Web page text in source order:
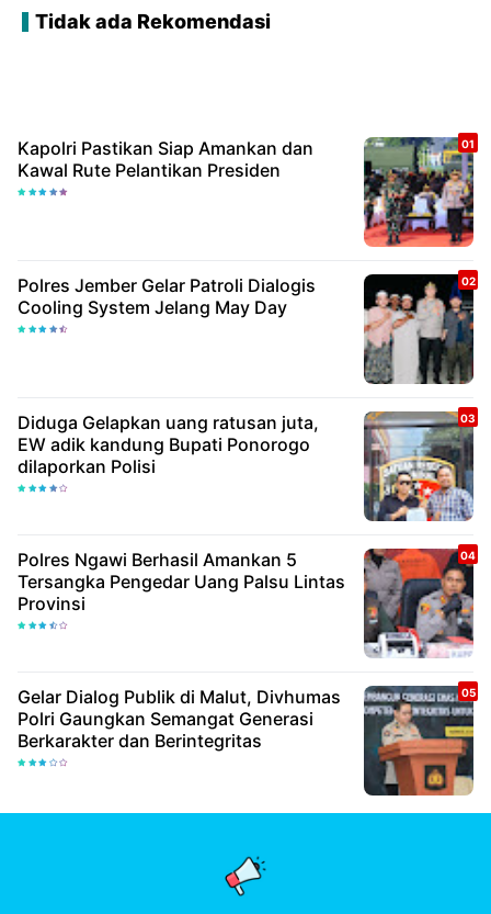
Tidak ada Rekomendasi
Kapolri Pastikan Siap Amankan dan
Kawal Rute Pelantikan Presiden
Polres Jember Gelar Patroli Dialogis
Cooling System Jelang May Day
Diduga Gelapkan uang ratusan juta,
EW adik kandung Bupati Ponorogo
dilaporkan Polisi
Polres Ngawi Berhasil Amankan 5
Tersangka Pengedar Uang Palsu Lintas
Provinsi
Gelar Dialog Publik di Malut, Divhumas
Polri Gaungkan Semangat Generasi
Berkarakter dan Berintegritas